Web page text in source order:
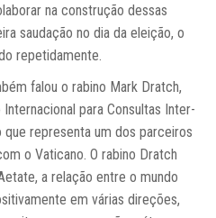
na construção dessas
saudação no dia da eleição, o
repetidamente.
falou o rabino Mark Dratch,
para Consultas Inter-
representa um dos parceiros
o Vaticano. O rabino Dratch
a relação entre o mundo
em várias direções,